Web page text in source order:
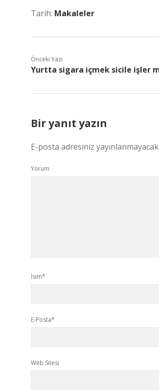
Tarih: Makaleler
Önceki Yazı
Yurtta sigara içmek sicile işler
Bir yanıt yazın
E-posta adresiniz yayınlanmayacak.
Yorum
İsim*
E-Posta*
Web Sitesi